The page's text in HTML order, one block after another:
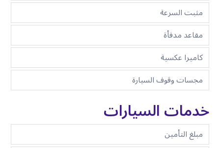
مثبت السرعة
مقاعد مدفأة
كاميرا عكسية
مجسات وقوف السيارة
خدمات السيارات
مبلغ التأمين